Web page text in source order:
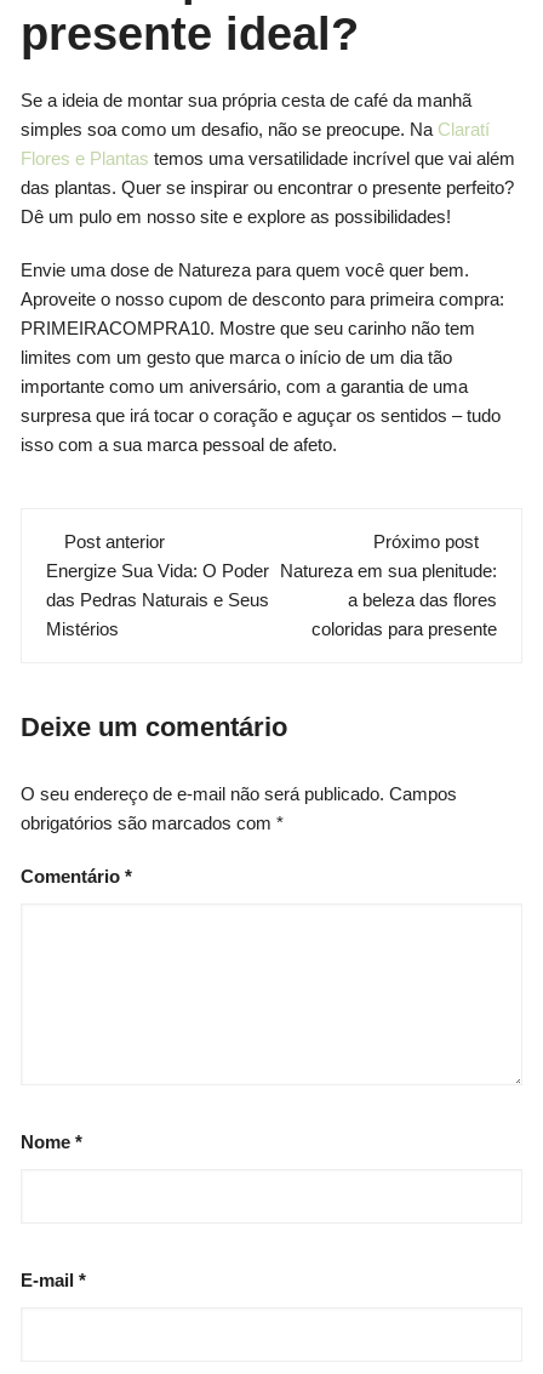
presente ideal?
Se a ideia de montar sua própria cesta de café da manhã
simples soa como um desafio, não se preocupe. Na Claratí
Flores e Plantas temos uma versatilidade incrível que vai além
das plantas. Quer se inspirar ou encontrar o presente perfeito?
Dê um pulo em nosso site e explore as possibilidades!
Envie uma dose de Natureza para quem você quer bem.
Aproveite o nosso cupom de desconto para primeira compra:
PRIMEIRACOMPRA10. Mostre que seu carinho não tem
limites com um gesto que marca o início de um dia tão
importante como um aniversário, com a garantia de uma
surpresa que irá tocar o coração e aguçar os sentidos – tudo
isso com a sua marca pessoal de afeto.
Navegação
de
post
Post anterior
Energize Sua Vida: O Poder
das Pedras Naturais e Seus
Mistérios
Próximo post
Natureza em sua plenitude:
a beleza das flores
coloridas para presente
Deixe um comentário
O seu endereço de e-mail não será publicado. Campos
obrigatórios são marcados com*
Comentário*
Nome*
E-mail*